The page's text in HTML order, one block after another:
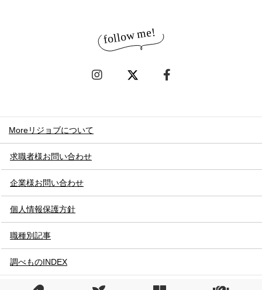
Moreリジョブについて
求職者様お問い合わせ
企業様お問い合わせ
個人情報保護方針
職種別記事
調べものINDEX
© REJOB Co.,Ltd. All Rights Reserved.